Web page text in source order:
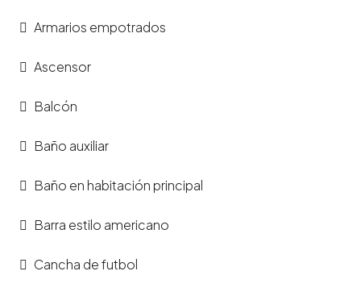
Armarios empotrados
Ascensor
Balcón
Baño auxiliar
Baño en habitación principal
Barra estilo americano
Cancha de futbol